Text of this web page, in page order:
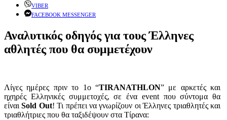
VIBER
FACEBOOK MESSENGER
Αναλυτικός οδηγός για τους Έλληνες
αθλητές που θα συμμετέχουν
Λίγες ημέρες πριν το 1ο “TIRANATHLON” με αρκετές και
ηχηρές Ελληνικές συμμετοχές, σε ένα event που σύντομα θα
είναιSold Out! Τι πρέπει να γνωρίζουν οι Έλληνες τριαθλητές και
τριαθλήτριες που θα ταξιδέψουν στα Τίρανα: